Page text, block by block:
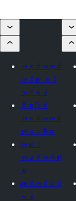
အခင်းအကျင်း
တစ်ခု တင်
သွင်းရန်
စီးပွားဖြစ်
အခင်းအကျင်း
ကုမ္ပဏီများ
ကျွန်ုပ်
အနှစ်သက်ဆုံး
များ
လော့ဂ်အင်ဝင်
ရန်